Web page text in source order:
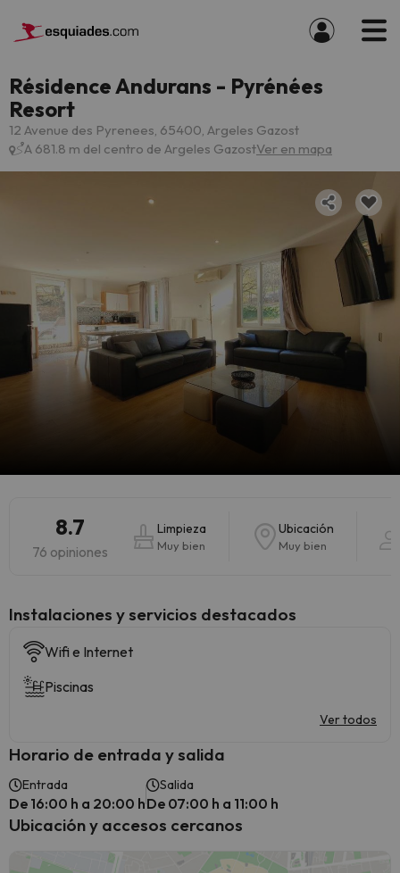
Résidence Andurans - Pyrénées
Resort
12 Avenue des Pyrenees, 65400, Argeles Gazost
A 681.8 m del centro de Argeles GazostVer en mapa
8.7
76 opiniones
Limpieza
Muy bien
Ubicación
Muy bien
Instalaciones y servicios destacados
Wifi e Internet
Piscinas
Ver todos
Horario de entrada y salida
Entrada
De 16:00 h a 20:00 h
Salida
De 07:00 h a 11:00 h
Ubicación y accesos cercanos